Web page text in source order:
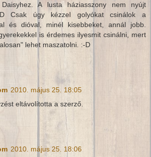
Daisyhez. A lusta háziasszony nem nyújt
Csak úgy kézzel golyókat csinálok a
és dióval, minél kisebbeket, annál jobb.
is érdemes ilyesmit csinálni, mert
lehet maszatolni. :-D
2010. május 25. 18:05
eltávolította a szerző.
2010. május 25. 18:06